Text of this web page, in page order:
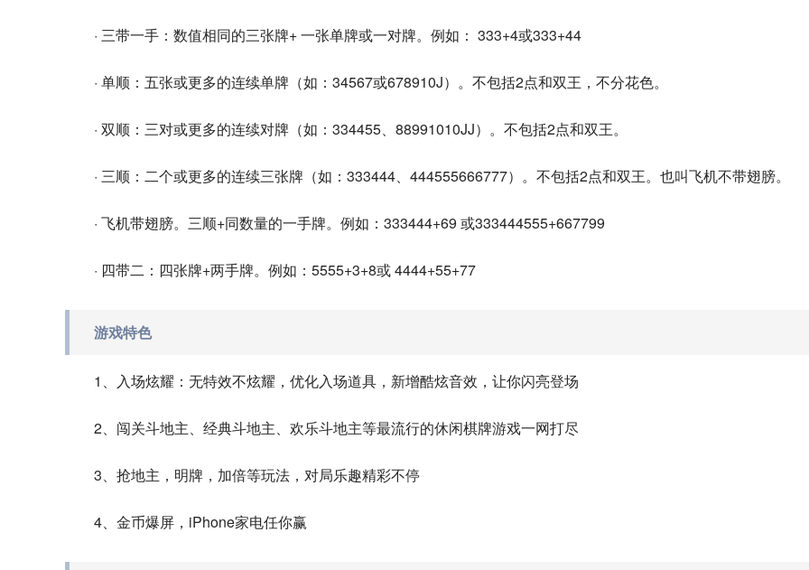
· 三带一手：数值相同的三张牌+ 一张单牌或一对牌。例如： 333+4或333+44
· 单顺：五张或更多的连续单牌（如：34567或678910J）。不包括2点和双王，不分花色。
· 双顺：三对或更多的连续对牌（如：334455、88991010JJ）。不包括2点和双王。
· 三顺：二个或更多的连续三张牌（如：333444、444555666777）。不包括2点和双王。也叫飞机不带翅膀。
· 飞机带翅膀。三顺+同数量的一手牌。例如：333444+69 或333444555+667799
· 四带二：四张牌+两手牌。例如：5555+3+8或 4444+55+77
游戏特色
1、入场炫耀：无特效不炫耀，优化入场道具，新增酷炫音效，让你闪亮登场
2、闯关斗地主、经典斗地主、欢乐斗地主等最流行的休闲棋牌游戏一网打尽
3、抢地主，明牌，加倍等玩法，对局乐趣精彩不停
4、金币爆屏，iPhone家电任你赢